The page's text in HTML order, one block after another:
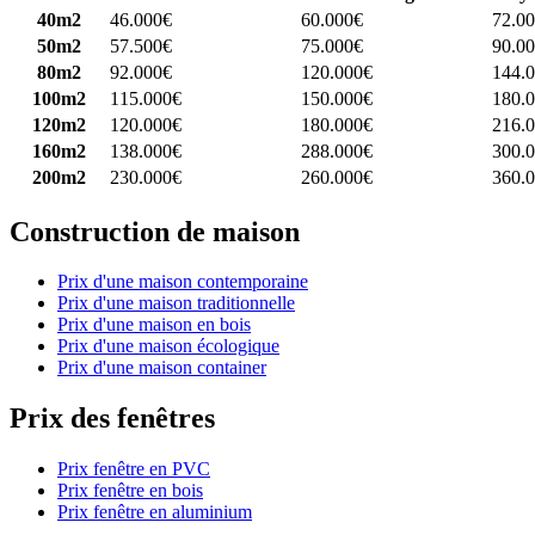
40m2
46.000€ 60.000€
50m2
57.500€ 75.000€
80m2
92.000€ 120.000€
100m2
115.000€ 150.000€
120m2
120.000€ 180.000€
160m2
138.000€ 288.000€
200m2
230.000€ 260.000€
Construction de maison
Prix d'une maison contemporaine
Prix d'une maison traditionnelle
Prix d'une maison en bois
Prix d'une maison écologique
Prix d'une maison container
Prix des fenêtres
Prix fenêtre en PVC
Prix fenêtre en bois
Prix fenêtre en aluminium